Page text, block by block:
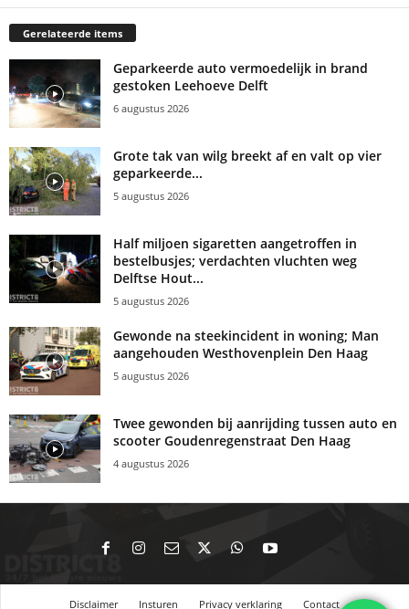
Gerelateerde items
Geparkeerde auto vermoedelijk in brand
gestoken Leehoeve Delft
6 augustus 2026
Grote tak van wilg breekt af en valt op vier
geparkeerde...
5 augustus 2026
Half miljoen sigaretten aangetroffen in
bestelbusjes; verdachten vluchten weg
Delftse Hout...
5 augustus 2026
Gewonde na steekincident in woning; Man
aangehouden Westhovenplein Den Haag
5 augustus 2026
Twee gewonden bij aanrijding tussen auto en
scooter Goudenregenstraat Den Haag
4 augustus 2026
Disclaimer Insturen Privacy verklaring Contact